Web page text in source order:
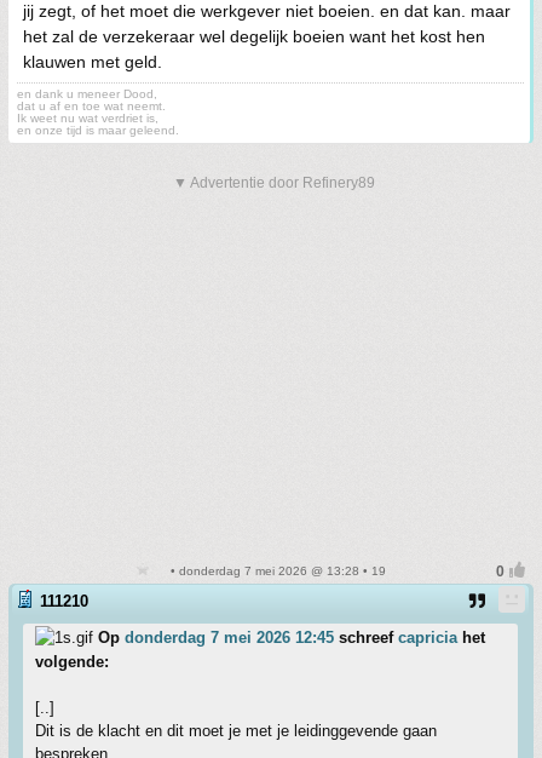
jij zegt, of het moet die werkgever niet boeien. en dat kan. maar
het zal de verzekeraar wel degelijk boeien want het kost hen
klauwen met geld.
en dank u meneer Dood,
dat u af en toe wat neemt.
Ik weet nu wat verdriet is,
en onze tijd is maar geleend.
▼ Advertentie door Refinery89
• donderdag 7 mei 2026 @ 13:28 • 19
111210
Op donderdag 7 mei 2026 12:45 schreef capriciahet
volgende:
[..]
Dit is de klacht en dit moet je met je leidinggevende gaan
bespreken.